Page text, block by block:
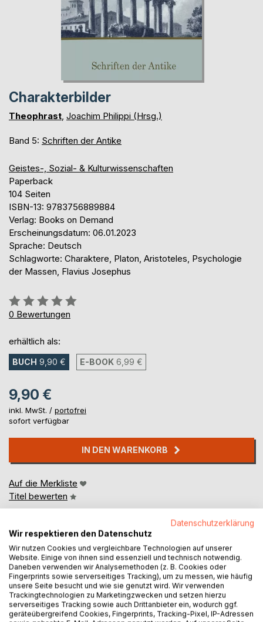
Charakterbilder
Theophrast, Joachim Philippi (Hrsg.)
Band 5: Schriften der Antike
Geistes-, Sozial- & Kulturwissenschaften
Paperback
104 Seiten
ISBN-13: 9783756889884
Verlag: Books on Demand
Erscheinungsdatum: 06.01.2023
Sprache: Deutsch
Schlagworte: Charaktere, Platon, Aristoteles, Psychologie
der Massen, Flavius Josephus
Bewertung::
0%
0 Bewertungen
erhältlich als:
BUCH 9,90 € E-BOOK 6,99 €
9,90 €
inkl. MwSt. / portofrei
sofort verfügbar
IN DEN WARENKORB
Auf die Merkliste
Titel bewerten
BESCHREIBUNG
Heute so modern wie vor über 2300 Jahren: Die
Datenschutzerklärung
Wir respektieren den Datenschutz
Wir nutzen Cookies und vergleichbare Technologien auf unserer
Website. Einige von ihnen sind essenziell und technisch notwendig.
Daneben verwenden wir Analysemethoden (z. B. Cookies oder
Fingerprints sowie serverseitiges Tracking), um zu messen, wie häufig
unsere Seite besucht und wie sie genutzt wird. Wir verwenden
Trackingtechnologien zu Marketingzwecken und setzen hierzu
serverseitiges Tracking sowie auch Drittanbieter ein, wodurch ggf.
geräteübergreifend Cookies, Fingerprints, Tracking-Pixel, IP-Adressen